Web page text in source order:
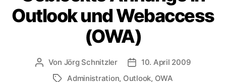
Outlook und Webaccess
(OWA)
Beitragsautor
Von Jörg Schnitzler Veröffentlichungsdatum
10. April 2009
Schlagwörter
Administration, Outlook, OWA